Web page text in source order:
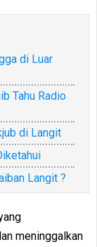
di Luar
Tahu Radio
di Langit
Langit ?
meninggalkan